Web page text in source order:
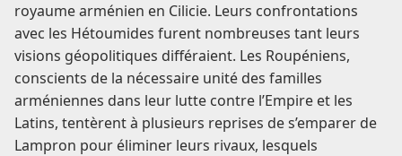
royaume arménien en Cilicie. Leurs confrontations
avec les Hétoumides furent nombreuses tant leurs
visions géopolitiques différaient. Les Roupéniens,
conscients de la nécessaire unité des familles
arméniennes dans leur lutte contre l’Empire et les
Latins, tentèrent à plusieurs reprises de s’emparer de
Lampron pour éliminer leurs rivaux, lesquels